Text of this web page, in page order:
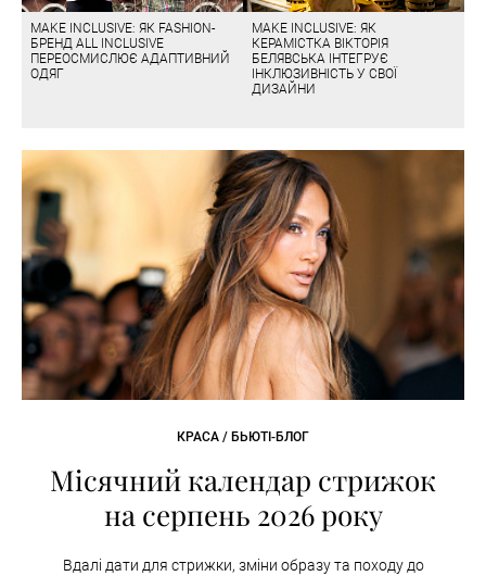
MAKE INCLUSIVE: ЯК FASHION-
БРЕНД ALL INCLUSIVE
ПЕРЕОСМИСЛЮЄ АДАПТИВНИЙ
ОДЯГ
MAKE INCLUSIVE: ЯК
КЕРАМІСТКА ВІКТОРІЯ
БЕЛЯВСЬКА ІНТЕГРУЄ
ІНКЛЮЗИВНІСТЬ У СВОЇ
ДИЗАЙНИ
КРАСА / БЬЮТІ-БЛОГ
Місячний календар стрижок
на серпень 2026 року
Вдалі дати для стрижки, зміни образу та походу до